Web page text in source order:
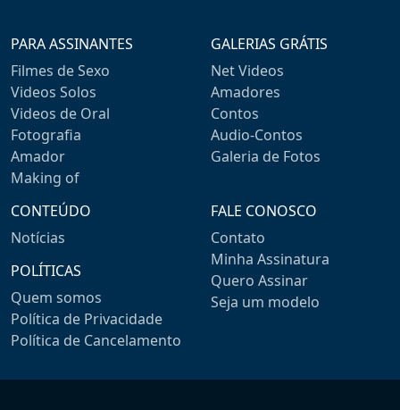
PARA ASSINANTES
Filmes de Sexo
Videos Solos
Videos de Oral
Fotografia
Amador
Making of
GALERIAS GRÁTIS
Net Videos
Amadores
Contos
Audio-Contos
Galeria de Fotos
CONTEÚDO
Notícias
POLÍTICAS
Quem somos
Política de Privacidade
Política de Cancelamento
FALE CONOSCO
Contato
Minha Assinatura
Quero Assinar
Seja um modelo